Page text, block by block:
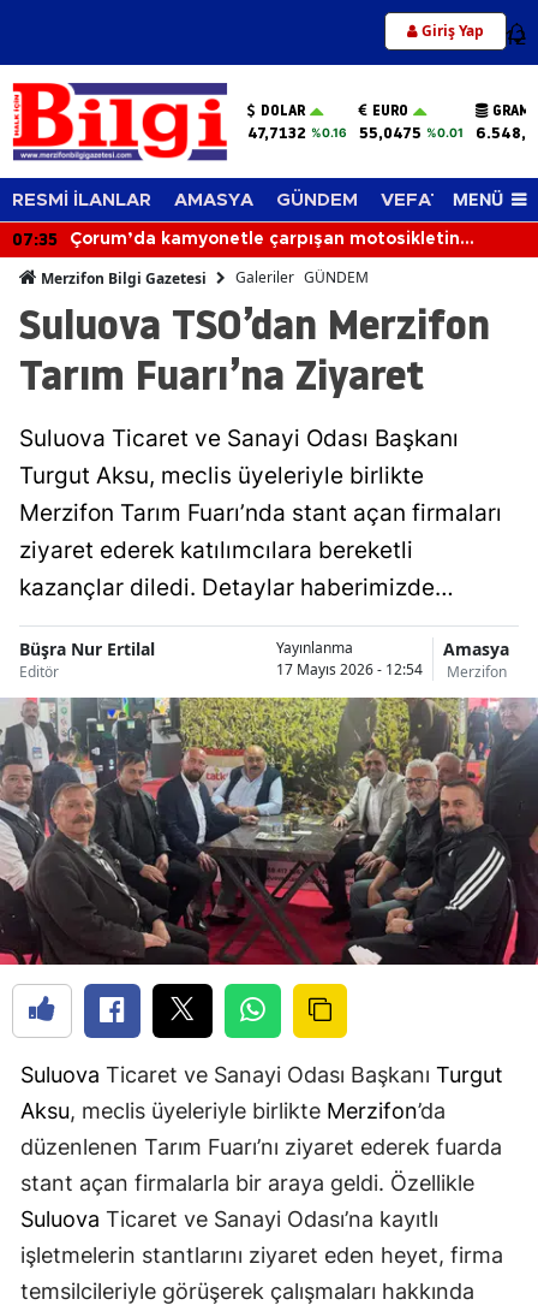
Giriş Yap 12
DOLAR
47,7132 %0.16
EURO
55,0475 %0.01
GRAM
RESMİ İLANLAR AMASYA GÜNDEM VEFAT EDENLER
MENÜ
07:35
Çorum’da kamyonetle çarpışan motosikletin
Merzifon Bilgi Gazetesi Galeriler GÜNDEM
Suluova TSO’dan Merzifon
Tarım Fuarı’na Ziyaret
Suluova Ticaret ve Sanayi Odası Başkanı
Turgut Aksu, meclis üyeleriyle birlikte
Merzifon Tarım Fuarı’nda stant açan firmaları
ziyaret ederek katılımcılara bereketli
kazançlar diledi. Detaylar haberimizde…
Büşra Nur Ertilal
Editör
Yayınlanma
17 Mayıs 2026 - 12:54
Amasya
Merzifon
Suluova Ticaret ve Sanayi Odası Başkanı Turgut
Aksu, meclis üyeleriyle birlikte Merzifon’da
düzenlenen Tarım Fuarı’nı ziyaret ederek fuarda
stant açan firmalarla bir araya geldi. Özellikle
Suluova Ticaret ve Sanayi Odası’na kayıtlı
işletmelerin stantlarını ziyaret eden heyet, firma
temsilcileriyle görüşerek çalışmaları hakkında